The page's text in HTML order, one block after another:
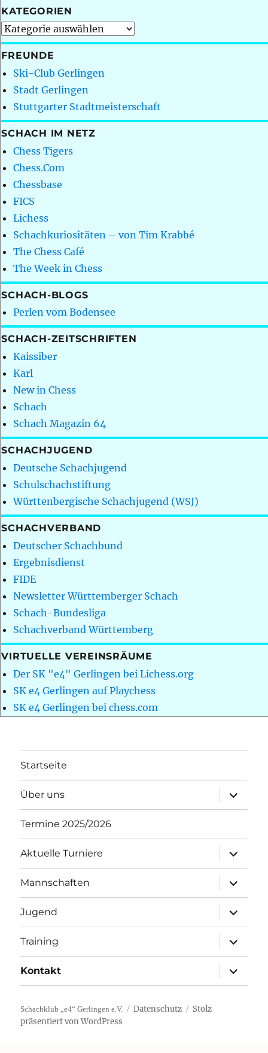
KATEGORIEN
Kategorien
FREUNDE
Ski-Club Gerlingen
Stadt Gerlingen
Stuttgarter Stadtmeisterschaft
SCHACH IM NETZ
Chess Tigers
Chess.Com
Chessbase
FICS
Lichess
Schachkuriositäten – von Tim Krabbé
The Chess Café
The Week in Chess
SCHACH-BLOGS
Perlen vom Bodensee
SCHACH-ZEITSCHRIFTEN
Kaissiber
Karl
New in Chess
Schach
Schach Magazin 64
SCHACHJUGEND
Deutsche Schachjugend
Schulschachstiftung
Württenbergische Schachjugend (WSJ)
SCHACHVERBAND
Deutscher Schachbund
Ergebnisdienst
FIDE
Newsletter Württemberger Schach
Schach-Bundesliga
Schachverband Württemberg
VIRTUELLE VEREINSRÄUME
Der SK "e4" Gerlingen bei Lichess.org
SK e4 Gerlingen auf Playchess
SK e4 Gerlingen bei chess.com
Startseite
Über uns
öffnen
Termine 2025/2026
Aktuelle Turniere
öffnen
Mannschaften
öffnen
Jugend
öffnen
Training
öffnen
Kontakt
öffnen
Schachklub „e4“ Gerlingen e.V. Datenschutz
Stolz
präsentiert von WordPress